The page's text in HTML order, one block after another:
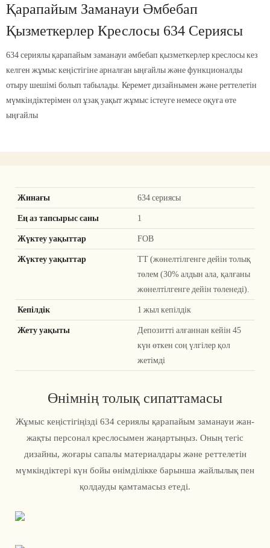
Қарапайым Заманауи Әмбебап
Қызметкерлер Креслосы 634 Сериясы
634 сериялы қарапайым заманауи әмбебап қызметкерлер креслосы кез
келген жұмыс кеңістігіне арналған ыңғайлы және функционалды
отыру шешімі болып табылады. Керемет дизайнымен және реттелетін
мүмкіндіктерімен ол ұзақ уақыт жұмыс істеуге немесе оқуға өте
ыңғайлы
Жинағы 634 сериясы
Ең аз тапсырыс саны 1
Жүктеу уақыттар FOB
Жүктеу уақыттар
ТТ (жөнелтілгенге дейін толық
төлем (30% алдын ала, қалғаны
жөнелтілгенге дейін төленеді).
Кепілдік 1 жыл кепілдік
Жету уақыты
Депозитті алғаннан кейін 45
күн өткен соң үлгілер қол
жетімді
Өнімнің толық сипаттамасы
Жұмыс кеңістігіңізді 634 сериялы қарапайым заманауи жан-
жақты персонал креслосымен жаңартыңыз. Оның тегіс
дизайны, жоғары сапалы материалдары және реттелетін
мүмкіндіктері күн бойы өнімділікке барынша жайлылық пен
қолдауды қамтамасыз етеді.